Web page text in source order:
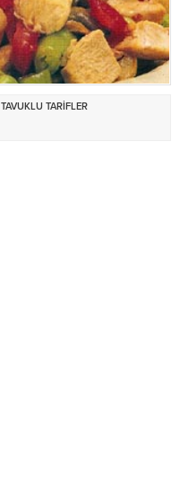
TAVUKLU TARIFLER